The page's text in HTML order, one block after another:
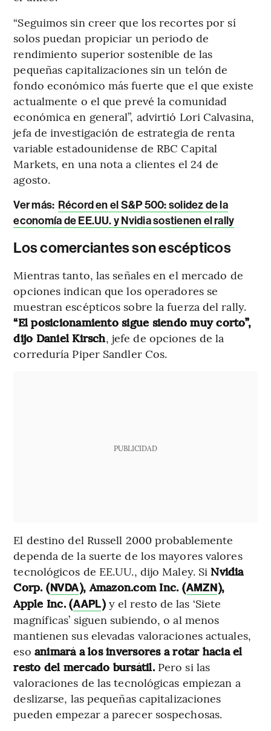
“Seguimos sin creer que los recortes por sí
solos puedan propiciar un periodo de
rendimiento superior sostenible de las
pequeñas capitalizaciones sin un telón de
fondo económico más fuerte que el que existe
actualmente o el que prevé la comunidad
económica en general”, advirtió Lori Calvasina,
jefa de investigación de estrategia de renta
variable estadounidense de RBC Capital
Markets, en una nota a clientes el 24 de
agosto.
Ver más: Récord en el S&P 500: solidez de la
economía de EE.UU. y Nvidia sostienen el rally
Los comerciantes son escépticos
Mientras tanto, las señales en el mercado de
opciones indican que los operadores se
muestran escépticos sobre la fuerza del rally.
“El posicionamiento sigue siendo muy corto”,
dijo Daniel Kirsch, jefe de opciones de la
correduría Piper Sandler Cos.
PUBLICIDAD
El destino del Russell 2000 probablemente
dependa de la suerte de los mayores valores
tecnológicos de EE.UU., dijo Maley. Si Nvidia
Corp. (NVDA), Amazon.com Inc. (AMZN),
Apple Inc. (AAPL) y el resto de las ‘Siete
magníficas’ siguen subiendo, o al menos
mantienen sus elevadas valoraciones actuales,
eso animará a los inversores a rotar hacia el
resto del mercado bursátil.Pero si las
valoraciones de las tecnológicas empiezan a
deslizarse, las pequeñas capitalizaciones
pueden empezar a parecer sospechosas.